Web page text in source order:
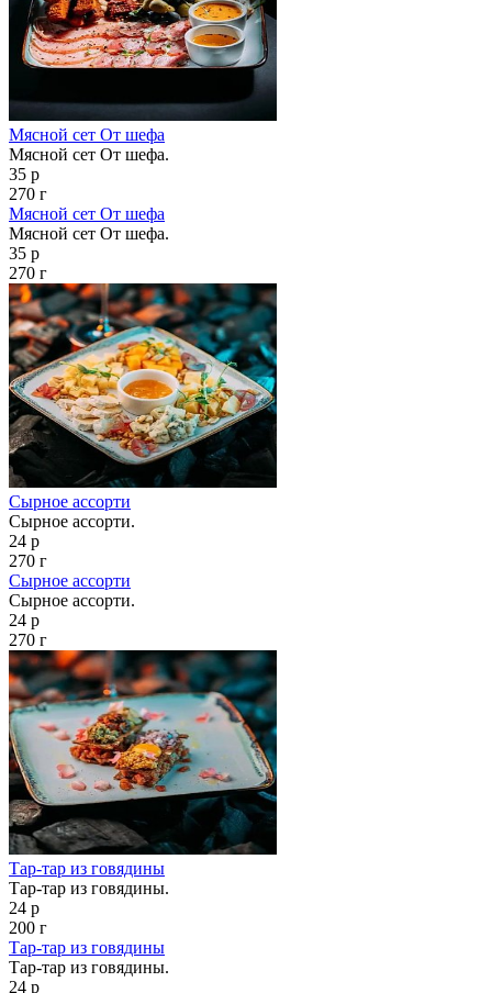
Мясной сет От шефа
Мясной сет От шефа.
35 р
270 г
Мясной сет От шефа
Мясной сет От шефа.
35 р
270 г
Сырное ассорти
Сырное ассорти.
24 р
270 г
Сырное ассорти
Сырное ассорти.
24 р
270 г
Тар-тар из говядины
Тар-тар из говядины.
24 р
200 г
Тар-тар из говядины
Тар-тар из говядины.
24 р